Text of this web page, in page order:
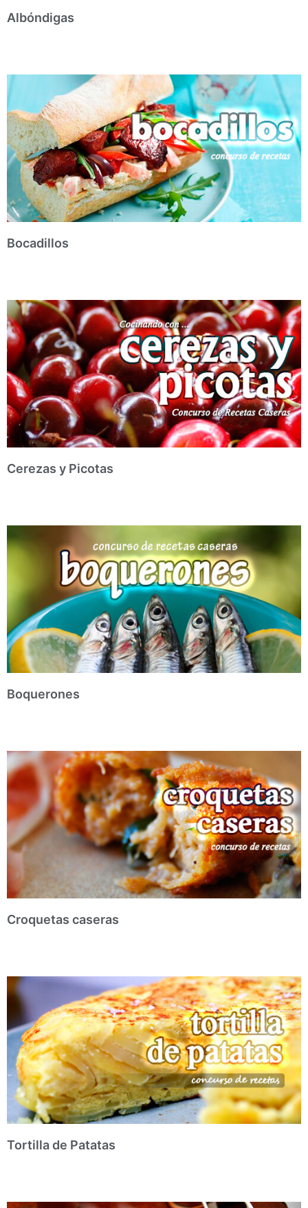
Albóndigas
Bocadillos
Cerezas y Picotas
Boquerones
Croquetas caseras
Tortilla de Patatas